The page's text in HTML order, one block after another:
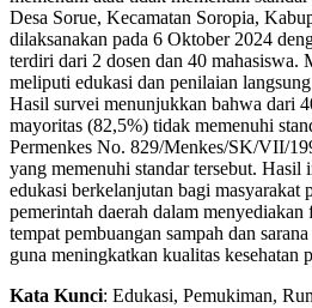
Desa Sorue, Kecamatan Soropia,
dilaksanakan pada 6 Oktober 2024
terdiri dari 2 dosen dan 40 mahasiswa.
meliputi edukasi dan penilaian
Hasil survei menunjukkan bahwa dari
mayoritas (82,5%) tidak memenuhi
Permenkes No. 829/Menkes/SK/VII/
yang memenuhi standar tersebut.
edukasi berkelanjutan bagi masyarakat
pemerintah daerah dalam menyediakan
tempat pembuangan sampah dan
guna meningkatkan kualitas kesehatan
Kata Kunci: Edukasi, Pemukiman,